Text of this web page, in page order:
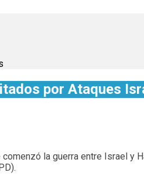
por Ataques
la guerra entre Israel y